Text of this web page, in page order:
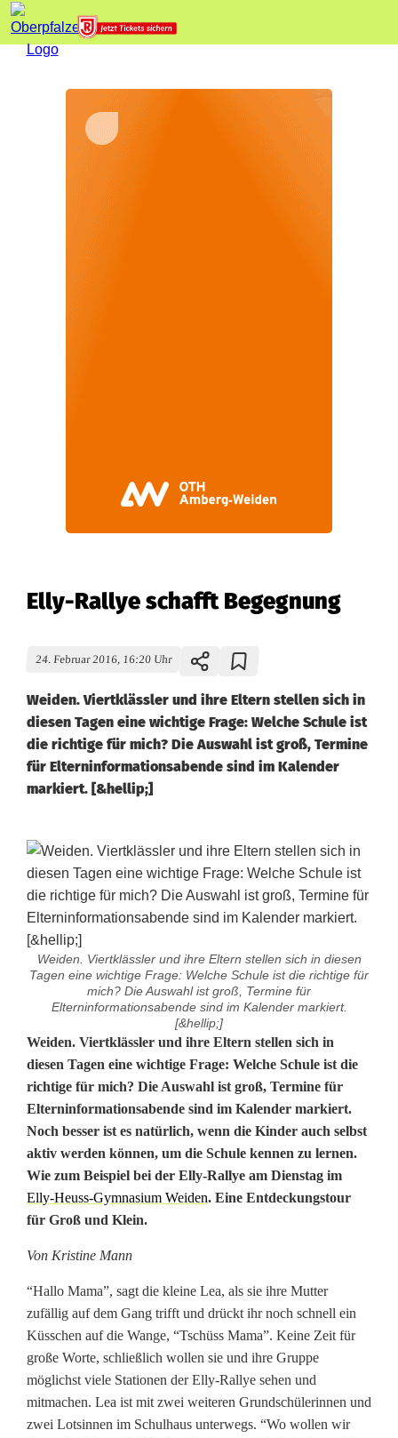
Elly-Rallye schafft Begegnung
24. Februar 2016, 16:20 Uhr
Weiden. Viertklässler und ihre Eltern stellen sich in
diesen Tagen eine wichtige Frage: Welche Schule ist
die richtige für mich? Die Auswahl ist groß, Termine
für Elterninformationsabende sind im Kalender
markiert. [&hellip;]
Weiden. Viertklässler und ihre Eltern stellen sich in diesen
Tagen eine wichtige Frage: Welche Schule ist die richtige für
mich? Die Auswahl ist groß, Termine für
Elterninformationsabende sind im Kalender markiert.
[&hellip;]
E
l
l
y
-
R
a
l
l
y
e
s
Weiden. Viertklässler und ihre Eltern stellen sich in
diesen Tagen eine wichtige Frage: Welche Schule ist die
richtige für mich? Die Auswahl ist groß, Termine für
Elterninformationsabende sind im Kalender markiert.
Noch besser ist es natürlich, wenn die Kinder auch selbst
aktiv werden können, um die Schule kennen zu lernen.
Wie zum Beispiel bei der Elly-Rallye am Dienstag im
Elly-Heuss-Gymnasium Weiden. Eine Entdeckungstour
für Groß und Klein.
Von Kristine Mann
“Hallo Mama”, sagt die kleine Lea, als sie ihre Mutter
zufällig auf dem Gang trifft und drückt ihr noch schnell ein
Küsschen auf die Wange, “Tschüss Mama”. Keine Zeit für
große Worte, schließlich wollen sie und ihre Gruppe
möglichst viele Stationen der Elly-Rallye sehen und
mitmachen. Lea ist mit zwei weiteren Grundschülerinnen und
zwei Lotsinnen im Schulhaus unterwegs. “Wo wollen wir